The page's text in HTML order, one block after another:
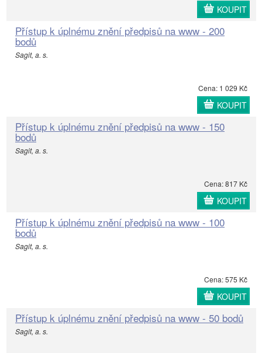
KOUPIT
Přístup k úplnému znění předpisů na www - 200
bodů
Sagit, a. s.
Cena: 1 029 Kč
KOUPIT
Přístup k úplnému znění předpisů na www - 150
bodů
Sagit, a. s.
Cena: 817 Kč
KOUPIT
Přístup k úplnému znění předpisů na www - 100
bodů
Sagit, a. s.
Cena: 575 Kč
KOUPIT
Přístup k úplnému znění předpisů na www - 50 bodů
Sagit, a. s.